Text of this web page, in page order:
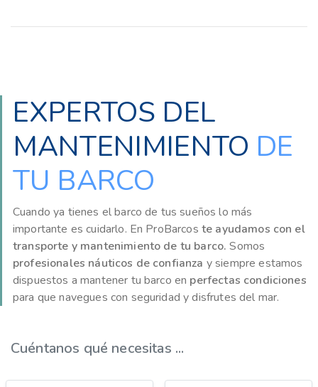
EXPERTOS DEL
MANTENIMIENTO DE
TU BARCO
Cuando ya tienes el barco de tus sueños lo más
importante es cuidarlo. En ProBarcos te ayudamos con el
transporte y mantenimiento de tu barco.Somos
profesionales náuticos de confianza y siempre estamos
dispuestos a mantener tu barco en perfectas condiciones
para que navegues con seguridad y disfrutes del mar.
Cuéntanos qué necesitas ...